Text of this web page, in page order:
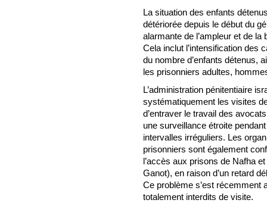
La situation des enfants
détériorée depuis le début du
alarmante de l’ampleur et de
Cela inclut l’intensification des
du nombre d’enfants détenus,
les prisonniers adultes,
L’administration pénitentiaire
systématiquement les visites
d’entraver le travail des
une surveillance étroite
intervalles irréguliers. Les
prisonniers sont également
l’accès aux prisons de Nafha
Ganot), en raison d’un retard
Ce problème s’est
totalement interdits de visite.